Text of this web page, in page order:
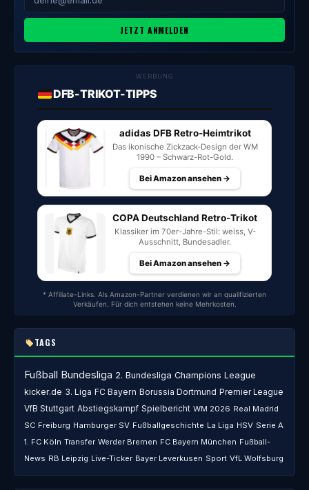
JETZT ANMELDEN
WERBUNG
DFB-TRIKOT-TIPPS
adidas DFB Retro-Heimtrikot
Das ikonische Zickzack-Design der WM
1990 – Schwarz-Rot-Gold.
Bei Amazon ansehen →
COPA Deutschland Retro-Trikot
Klassiker im 70er-Jahre-Stil: weiss, V-
Ausschnitt, Bundesadler.
Bei Amazon ansehen →
* Affiliate-Links. Als Amazon-Partner verdienen wir an qualifizierten
Verkäufen. Für dich entstehen keine Mehrkosten.
TAGS
Fußball Bundesliga 2. Bundesliga Champions League
kicker.de 3. Liga FC Bayern Borussia Dortmund Premier League
VfB Stuttgart Abstiegskampf Spielbericht WM 2026 Real Madrid
SC Freiburg Hamburger SV Fußballgeschichte La Liga HSV Serie A
1. FC Köln Transfer Werder Bremen FC Bayern München Fußball-
News RB Leipzig Live-Ticker Bayer Leverkusen Sport VfL Wolfsburg